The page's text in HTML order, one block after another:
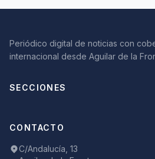
Periódico digital de noticias con
internacional desde Aguilar de la
SECCIONES
CONTACTO
C/Andalucía, 13